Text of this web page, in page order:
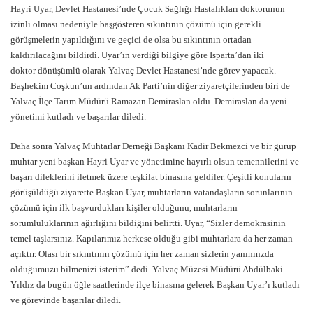
Hayri Uyar, Devlet Hastanesi’nde Çocuk Sağlığı Hastalıkları doktorunun
izinli olması nedeniyle başgösteren sıkıntının çözümü için gerekli
görüşmelerin yapıldığını ve geçici de olsa bu sıkıntının ortadan
kaldırılacağını bildirdi. Uyar’ın verdiği bilgiye göre Isparta’dan iki
doktor dönüşümlü olarak Yalvaç Devlet Hastanesi’nde görev yapacak.
Başhekim Coşkun’un ardından Ak Parti’nin diğer ziyaretçilerinden biri de
Yalvaç İlçe Tarım Müdürü Ramazan Demiraslan oldu. Demiraslan da yeni
yönetimi kutladı ve başarılar diledi.
Daha sonra Yalvaç Muhtarlar Derneği Başkanı Kadir Bekmezci ve bir gurup
muhtar yeni başkan Hayri Uyar ve yönetimine hayırlı olsun temennilerini ve
başarı dileklerini iletmek üzere teşkilat binasına geldiler. Çeşitli konuların
görüşüldüğü ziyarette Başkan Uyar, muhtarların vatandaşların sorunlarının
çözümü için ilk başvurdukları kişiler olduğunu, muhtarların
sorumluluklarının ağırlığını bildiğini belirtti. Uyar, “Sizler demokrasinin
temel taşlarsınız. Kapılarımız herkese olduğu gibi muhtarlara da her zaman
açıktır. Olası bir sıkıntının çözümü için her zaman sizlerin yanınınzda
olduğumuzu bilmenizi isterim” dedi. Yalvaç Müzesi Müdürü Abdülbaki
Yıldız da bugün öğle saatlerinde ilçe binasına gelerek Başkan Uyar’ı kutladı
ve görevinde başarılar diledi.